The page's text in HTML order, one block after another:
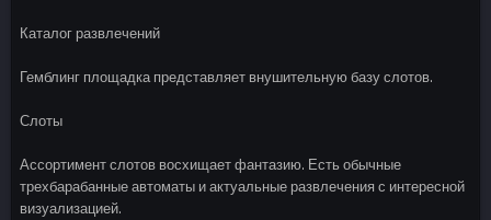
Каталог развлечений
Гемблинг площадка представляет внушительную базу слотов.
Слоты
Ассортимент слотов восхищает фантазию. Есть обычные
трехбарабанные автоматы и актуальные развлечения с интересной
визуализацией.